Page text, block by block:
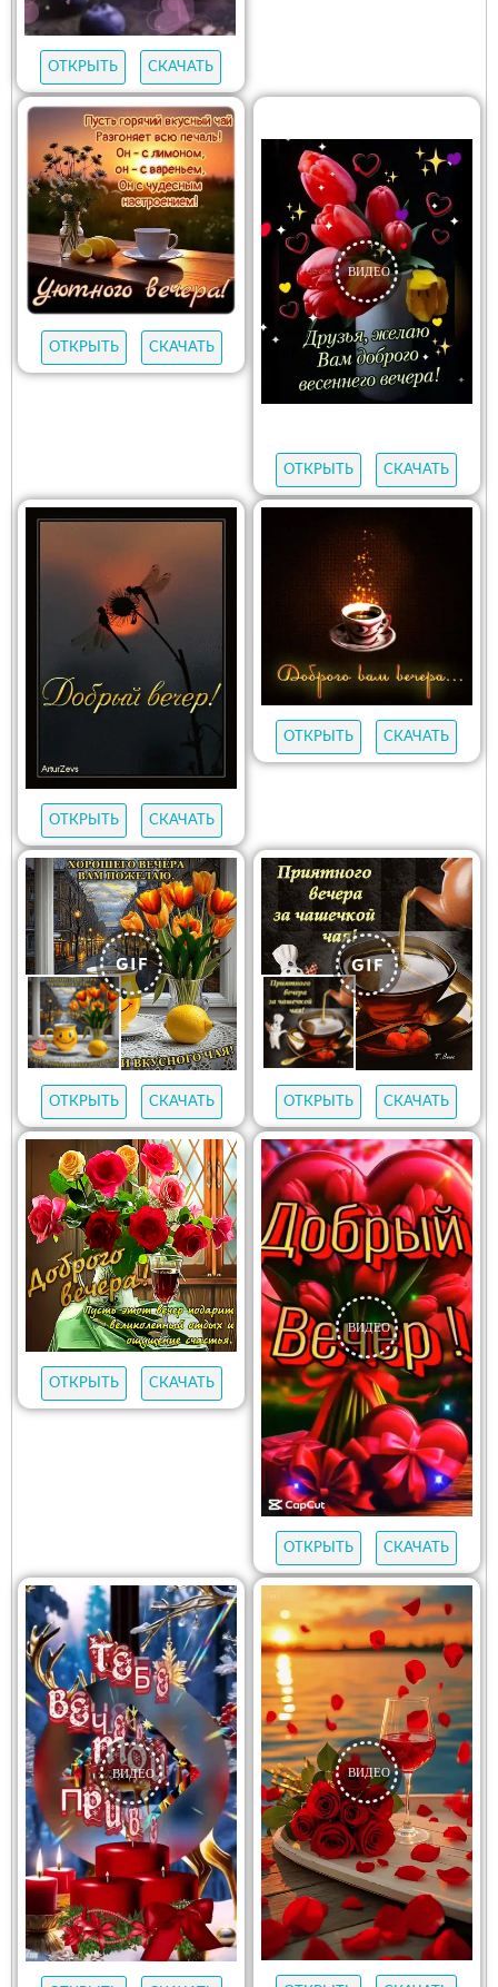
ОТКРЫТЬ СКАЧАТЬ
ОТКРЫТЬ СКАЧАТЬ
ОТКРЫТЬ СКАЧАТЬ
ОТКРЫТЬ СКАЧАТЬ
ОТКРЫТЬ СКАЧАТЬ
ОТКРЫТЬ СКАЧАТЬ ОТКРЫТЬ СКАЧАТЬ
ОТКРЫТЬ СКАЧАТЬ
ОТКРЫТЬ СКАЧАТЬ